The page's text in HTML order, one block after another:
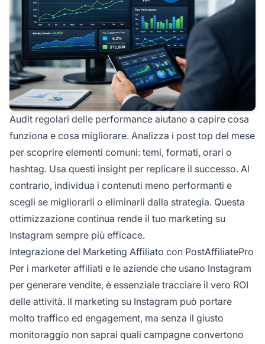
Audit regolari delle performance aiutano a capire cosa
funziona e cosa migliorare. Analizza i post top del mese
per scoprire elementi comuni: temi, formati, orari o
hashtag. Usa questi insight per replicare il successo. Al
contrario, individua i contenuti meno performanti e
scegli se migliorarli o eliminarli dalla strategia. Questa
ottimizzazione continua rende il tuo marketing su
Instagram sempre più efficace.
Integrazione del Marketing Affiliato con PostAffiliatePro
Per i marketer affiliati e le aziende che usano Instagram
per generare vendite, è essenziale tracciare il vero ROI
delle attività. Il marketing su Instagram può portare
molto traffico ed engagement, ma senza il giusto
monitoraggio non saprai quali campagne convertono